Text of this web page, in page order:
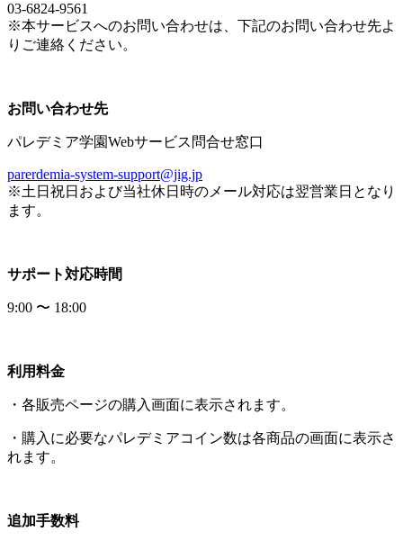
03-6824-9561
※本サービスへのお問い合わせは、下記のお問い合わせ先よ
りご連絡ください。
お問い合わせ先
パレデミア学園Webサービス問合せ窓口
parerdemia-system-support@jig.jp
※土日祝日および当社休日時のメール対応は翌営業日となり
ます。
サポート対応時間
9:00 〜 18:00
利用料金
・各販売ページの購入画面に表示されます。
・購入に必要なパレデミアコイン数は各商品の画面に表示さ
れます。
追加手数料